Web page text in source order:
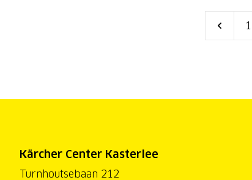
1
Kärcher Center Kasterlee
Turnhoutsebaan 212